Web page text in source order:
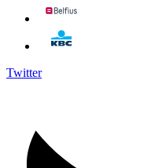
Twitter